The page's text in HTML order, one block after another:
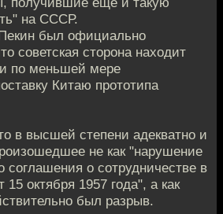
на СССР.
был официально
советская сторона находит
по меньшей мере
Китаю прототипа
в высшей степени адекватно и
не как "нарушение
соглашения о сотрудничестве в
октября 1957 года", а как
был разрыв.